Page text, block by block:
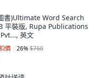
書)Ultimate Word Search
平裝版, Rupa Publications
英文
價 26%$760